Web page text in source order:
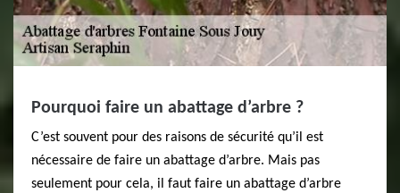
Pourquoi faire un abattage d’arbre ?
C’est souvent pour des raisons de sécurité qu’il est
nécessaire de faire un abattage d’arbre. Mais pas
seulement pour cela, il faut faire un abattage d’arbre